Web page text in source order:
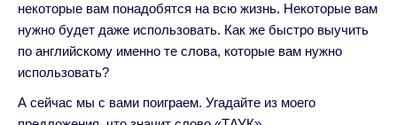
некоторые вам понадобятся на всю жизнь. Некоторые вам
нужно будет даже использовать. Как же быстро выучить
по английскому именно те слова, которые вам нужно
использовать?
А сейчас мы с вами поиграем. Угадайте из моего